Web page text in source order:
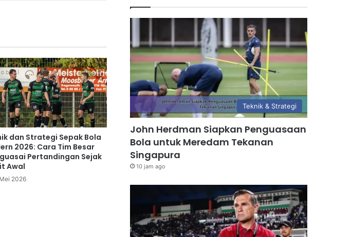
dan Strategi Sepak Bola
2026: Cara Tim Besar
Pertandingan Sejak
Awal
2026
Teknik & Strategi
John Herdman Siapkan Penguasaan
Bola untuk Meredam Tekanan
Singapura
10 jam ago